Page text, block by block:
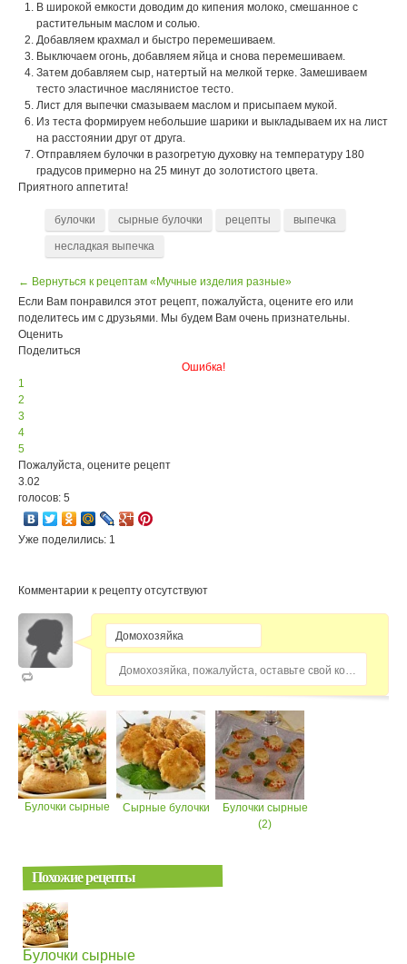
В широкой емкости доводим до кипения молоко, смешанное с
растительным маслом и солью.
Добавляем крахмал и быстро перемешиваем.
Выключаем огонь, добавляем яйца и снова перемешиваем.
Затем добавляем сыр, натертый на мелкой терке. Замешиваем
тесто эластичное маслянистое тесто.
Лист для выпечки смазываем маслом и присыпаем мукой.
Из теста формируем небольшие шарики и выкладываем их на лист
на расстоянии друг от друга.
Отправляем булочки в разогретую духовку на температуру 180
градусов примерно на 25 минут до золотистого цвета.
Приятного аппетита!
булочки сырные булочки рецепты выпечка
несладкая выпечка
← Вернуться к рецептам «Мучные изделия разные»
Если Вам понравился этот рецепт, пожалуйста, оцените его или
поделитесь им с друзьями. Мы будем Вам очень признательны.
Оценить
Поделиться
Ошибка!
1
2
3
4
5
Пожалуйста, оцените рецепт
3.02
голосов: 5
Уже поделились: 1
Комментарии к рецепту отсутствуют
Домохозяйка, пожалуйста, оставьте свой комментарий...
Булочки сырные Сырные булочки
Булочки сырные
(2)
Похожие рецепты
Булочки сырные